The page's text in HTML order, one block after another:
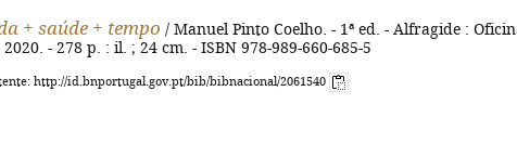
+ saúde + tempo / Manuel Pinto Coelho. - 1ª ed. - Alfragide :
- 278 p. : il. ; 24 cm. - ISBN 978-989-660-685-5
http://id.bnportugal.gov.pt/bib/bibnacional/2061540